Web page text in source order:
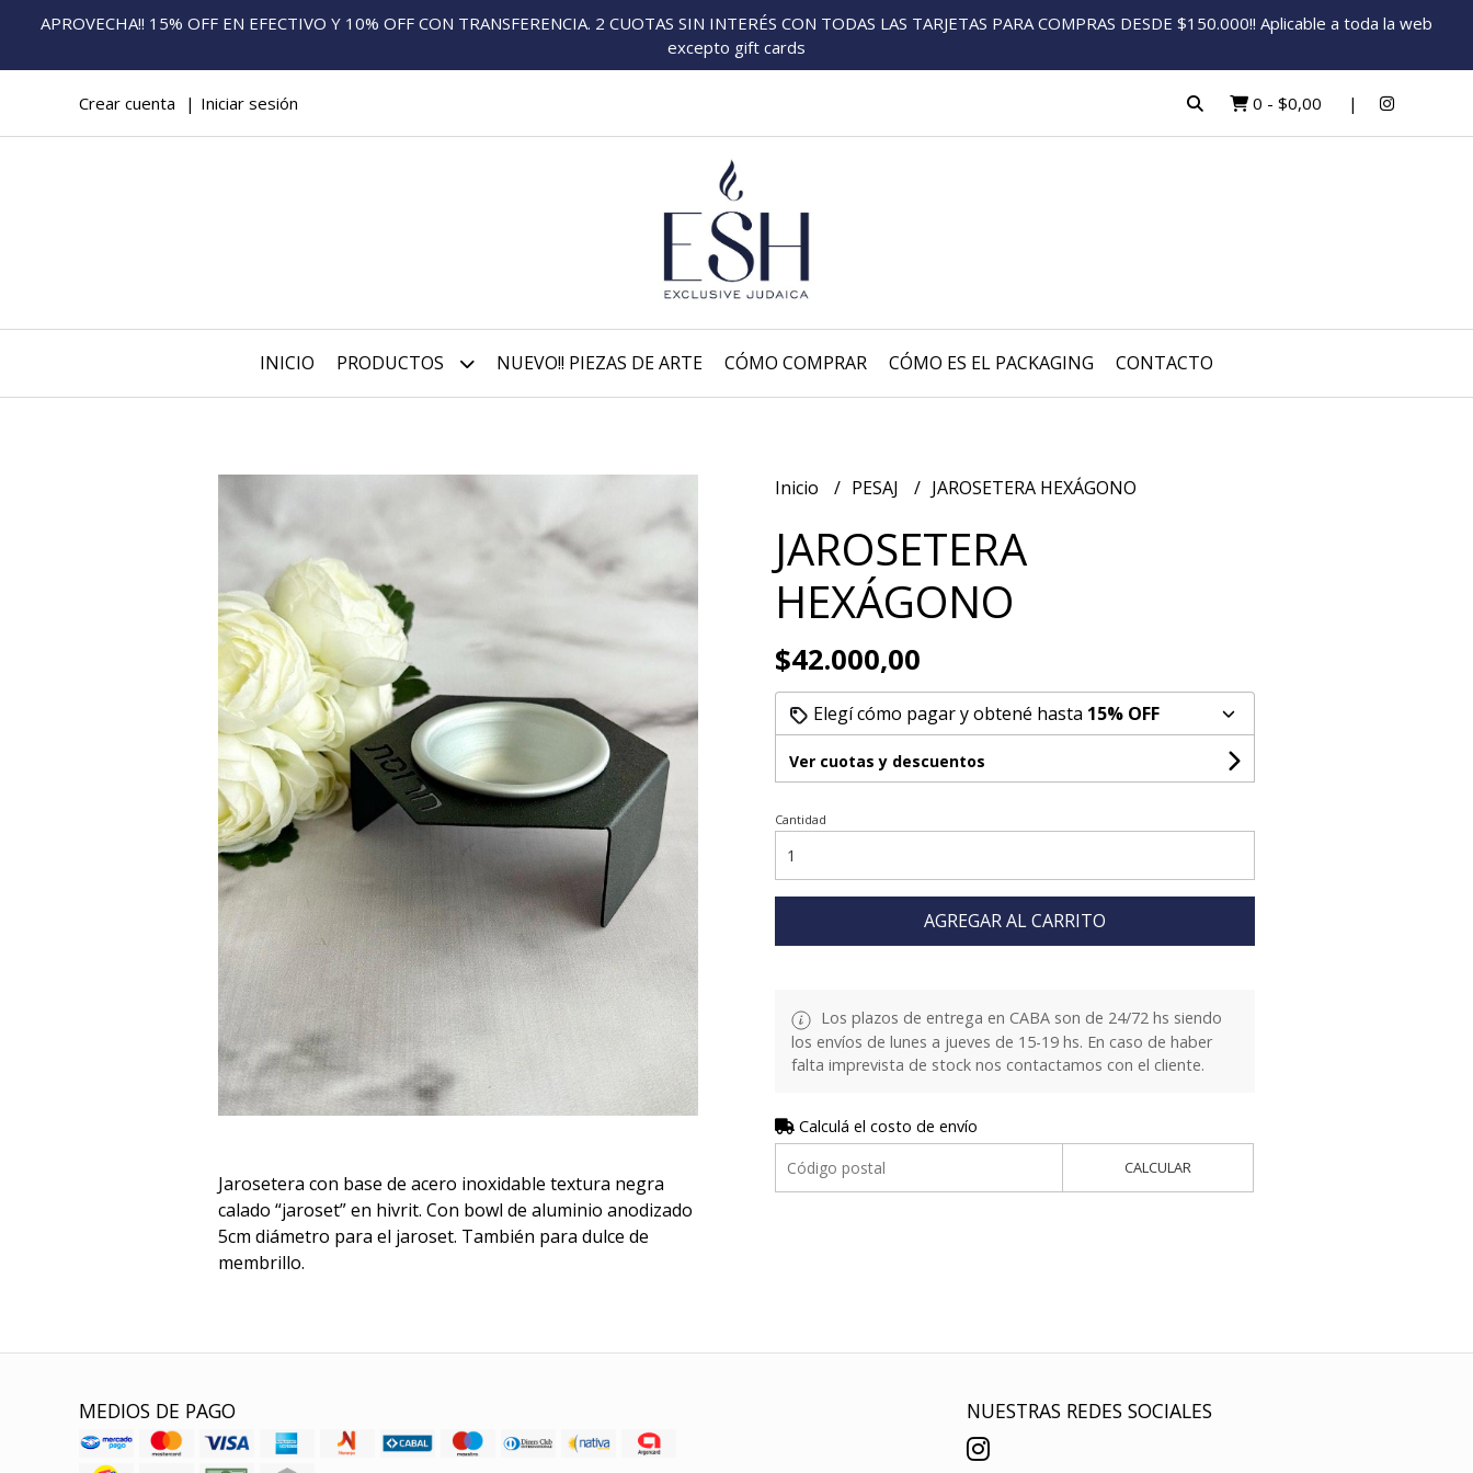
APROVECHA!! 15% OFF EN EFECTIVO Y 10% OFF CON TRANSFERENCIA. 2 CUOTAS SIN INTERÉS CON TODAS LAS TARJETAS PARA COMPRAS DESDE $150.000!! Aplicable a toda la web
excepto gift cards
Crear cuenta Iniciar sesión 0 - $0,00
INICIO PRODUCTOS NUEVO!! PIEZAS DE ARTE CÓMO COMPRAR CÓMO ES EL PACKAGING CONTACTO
Jarosetera con base de acero inoxidable textura negra
calado “jaroset” en hivrit. Con bowl de aluminio anodizado
5cm diámetro para el jaroset. También para dulce de
membrillo.
Inicio PESAJ JAROSETERA HEXÁGONO
JAROSETERA
HEXÁGONO
$42.000,00
Elegí cómo pagar y obtené hasta 15% OFF
Ver cuotas y descuentos
Cantidad
AGREGAR AL CARRITO
Los plazos de entrega en CABA son de 24/72 hs siendo
los envíos de lunes a jueves de 15-19 hs. En caso de haber
falta imprevista de stock nos contactamos con el cliente.
Calculá el costo de envío
CALCULAR
MEDIOS DE PAGO NUESTRAS REDES SOCIALES